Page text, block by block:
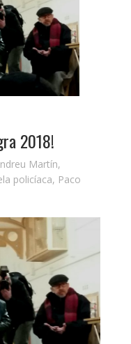
2018!
Martín,
policíaca, Paco